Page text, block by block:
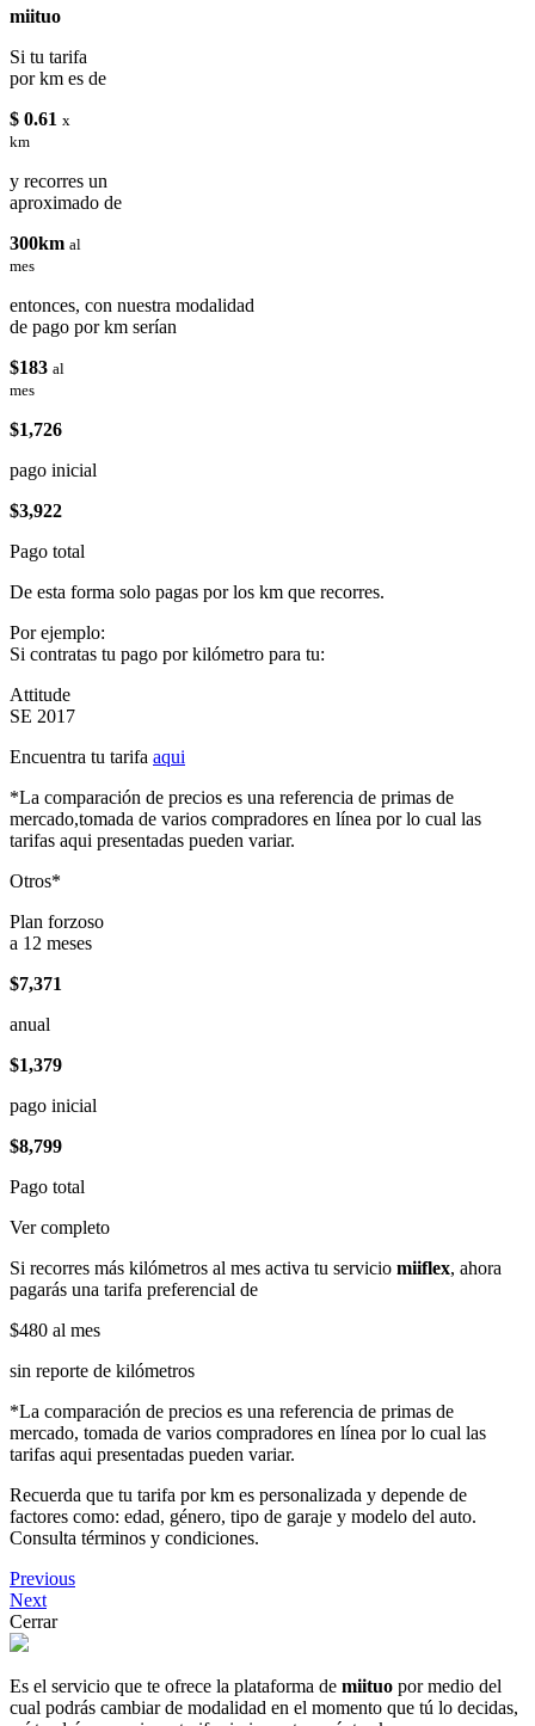
miituo
Si tu tarifa
por km es de
$ 0.61 x
km
y recorres un
aproximado de
300km al
mes
entonces, con nuestra modalidad
de pago por km serían
$183 al
mes
$1,726
pago inicial
$3,922
Pago total
De esta forma solo pagas por los km que recorres.
Por ejemplo:
Si contratas tu pago por kilómetro para tu:
Attitude
SE 2017
Encuentra tu tarifa aqui
*La comparación de precios es una referencia de primas de
mercado,tomada de varios compradores en línea por lo cual las
tarifas aqui presentadas pueden variar.
Otros*
Plan forzoso
a 12 meses
$7,371
anual
$1,379
pago inicial
$8,799
Pago total
Ver completo
Si recorres más kilómetros al mes activa tu servicio miiflex, ahora
pagarás una tarifa preferencial de
$480 al mes
sin reporte de kilómetros
*La comparación de precios es una referencia de primas de
mercado, tomada de varios compradores en línea por lo cual las
tarifas aqui presentadas pueden variar.
Recuerda que tu tarifa por km es personalizada y depende de
factores como: edad, género, tipo de garaje y modelo del auto.
Consulta términos y condiciones.
Previous
Next
Cerrar
Es el servicio que te ofrece la plataforma de miituo por medio del
cual podrás cambiar de modalidad en el momento que tú lo decidas,